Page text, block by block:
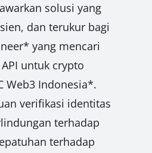
solusi yang
dan terukur bagi
yang mencari
untuk crypto
Web3 Indonesia*.
verifikasi identitas
terhadap
terhadap